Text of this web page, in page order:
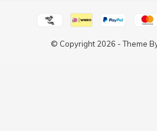
© Copyright 2026 - Theme